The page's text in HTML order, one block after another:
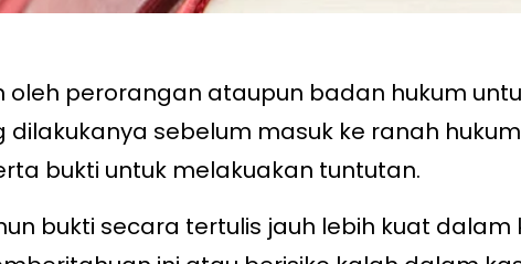
perorangan ataupun badan hukum
sebelum masuk ke ranah
bukti untuk melakuakan tuntutan.
bukti secara tertulis jauh lebih kuat